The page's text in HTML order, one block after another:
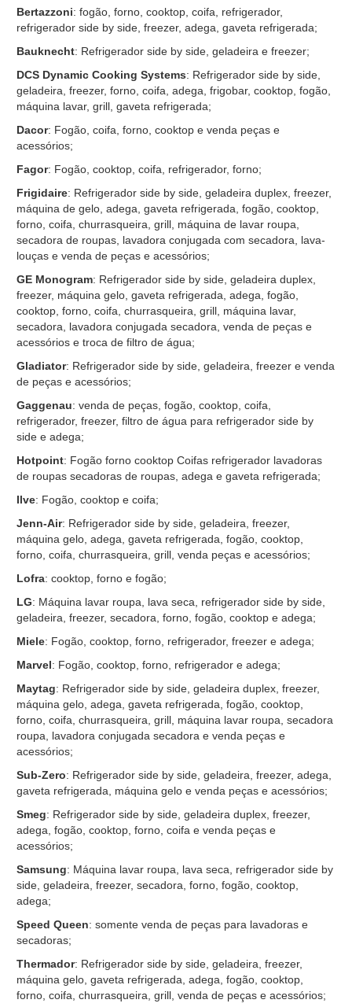
Bertazzoni: fogão, forno, cooktop, coifa, refrigerador,
refrigerador side by side, freezer, adega, gaveta refrigerada;
Bauknecht: Refrigerador side by side, geladeira e freezer;
DCS Dynamic Cooking Systems: Refrigerador side by side,
geladeira, freezer, forno, coifa, adega, frigobar, cooktop, fogão,
máquina lavar, grill, gaveta refrigerada;
Dacor: Fogão, coifa, forno, cooktop e venda peças e
acessórios;
Fagor: Fogão, cooktop, coifa, refrigerador, forno;
Frigidaire: Refrigerador side by side, geladeira duplex, freezer,
máquina de gelo, adega, gaveta refrigerada, fogão, cooktop,
forno, coifa, churrasqueira, grill, máquina de lavar roupa,
secadora de roupas, lavadora conjugada com secadora, lava-
louças e venda de peças e acessórios;
GE Monogram: Refrigerador side by side, geladeira duplex,
freezer, máquina gelo, gaveta refrigerada, adega, fogão,
cooktop, forno, coifa, churrasqueira, grill, máquina lavar,
secadora, lavadora conjugada secadora, venda de peças e
acessórios e troca de filtro de água;
Gladiator: Refrigerador side by side, geladeira, freezer e venda
de peças e acessórios;
Gaggenau: venda de peças, fogão, cooktop, coifa,
refrigerador, freezer, filtro de água para refrigerador side by
side e adega;
Hotpoint: Fogão forno cooktop Coifas refrigerador lavadoras
de roupas secadoras de roupas, adega e gaveta refrigerada;
Ilve: Fogão, cooktop e coifa;
Jenn-Air: Refrigerador side by side, geladeira, freezer,
máquina gelo, adega, gaveta refrigerada, fogão, cooktop,
forno, coifa, churrasqueira, grill, venda peças e acessórios;
Lofra: cooktop, forno e fogão;
LG: Máquina lavar roupa, lava seca, refrigerador side by side,
geladeira, freezer, secadora, forno, fogão, cooktop e adega;
Miele: Fogão, cooktop, forno, refrigerador, freezer e adega;
Marvel: Fogão, cooktop, forno, refrigerador e adega;
Maytag: Refrigerador side by side, geladeira duplex, freezer,
máquina gelo, adega, gaveta refrigerada, fogão, cooktop,
forno, coifa, churrasqueira, grill, máquina lavar roupa, secadora
roupa, lavadora conjugada secadora e venda peças e
acessórios;
Sub-Zero: Refrigerador side by side, geladeira, freezer, adega,
gaveta refrigerada, máquina gelo e venda peças e acessórios;
Smeg: Refrigerador side by side, geladeira duplex, freezer,
adega, fogão, cooktop, forno, coifa e venda peças e
acessórios;
Samsung: Máquina lavar roupa, lava seca, refrigerador side by
side, geladeira, freezer, secadora, forno, fogão, cooktop,
adega;
Speed Queen: somente venda de peças para lavadoras e
secadoras;
Thermador: Refrigerador side by side, geladeira, freezer,
máquina gelo, gaveta refrigerada, adega, fogão, cooktop,
forno, coifa, churrasqueira, grill, venda de peças e acessórios;